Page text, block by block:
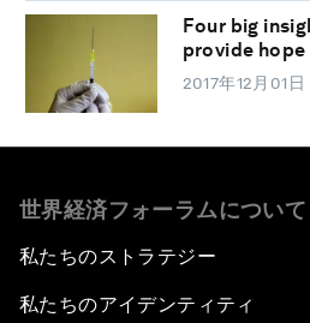
Four big
provide
2017年12月01日
世界経済フォーラムについて
私たちのストラテジー
私たちのアイデンティティ